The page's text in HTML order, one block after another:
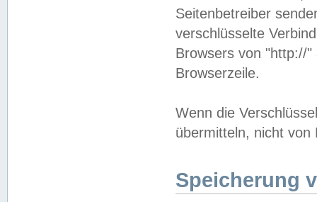
Seitenbetreiber
verschlüsselte
Browsers von "http://
Browserzeile.
Wenn die
übermitteln, nicht von
Speicherung